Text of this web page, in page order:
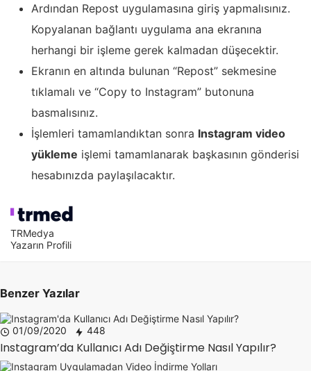
Ardından Repost uygulamasına giriş yapmalısınız.
Kopyalanan bağlantı uygulama ana ekranına
herhangi bir işleme gerek kalmadan düşecektir.
Ekranın en altında bulunan “Repost” sekmesine
tıklamalı ve “Copy to Instagram” butonuna
basmalısınız.
İşlemleri tamamlandıktan sonra Instagram video
yükleme işlemi tamamlanarak başkasının gönderisi
hesabınızda paylaşılacaktır.
TRMedya
Yazarın Profili
Benzer Yazılar
01/09/2020 448
Instagram’da Kullanıcı Adı Değiştirme Nasıl Yapılır?